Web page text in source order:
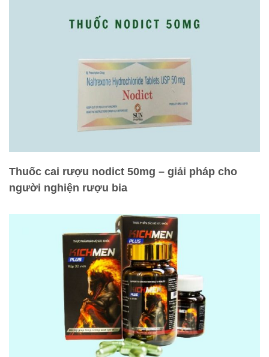
Thuốc cai rượu nodict 50mg – giải pháp cho
người nghiện rượu bia